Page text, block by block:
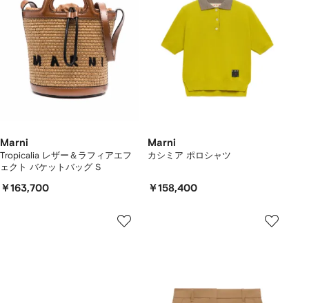
Marni
Tropicalia レザー＆ラフィアエフ
ェクト バケットバッグ S
￥163,700
Marni
カシミア ポロシャツ
￥158,400